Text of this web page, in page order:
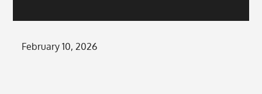
Posted
February 10, 2026